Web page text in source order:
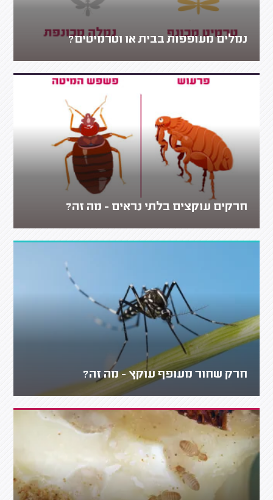
נמלים מעופפות בבית או וטרמיטים?
חרקים עוקצים בלתי נראים - מה זה?
חרק שחור מעופף עוקץ - מה זה?